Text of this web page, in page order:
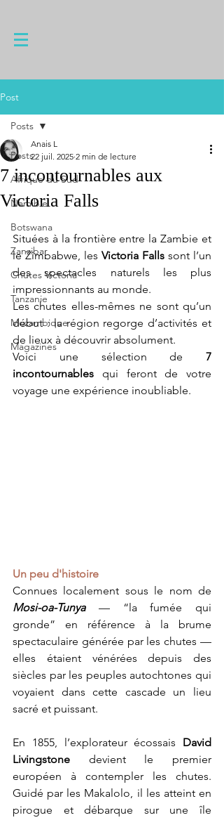
Post
Posts
Afrique du Sud
Namibie
Botswana
Zanzibar
Chutes Victoria
Tanzanie
Mozambique
Magazines
Posts
7 incontournables aux
Victoria Falls
Anais L
22 juil. 2025 2 min de lecture
Situées à la frontière entre la Zambie et
le Zimbabwe, les Victoria Falls sont l’un
des spectacles naturels les plus
impressionnants au monde.
Les chutes elles-mêmes ne sont qu’un
début : la région regorge d’activités et
de lieux à découvrir absolument.
Voici une sélection de 7
incontournables qui feront de votre
voyage une expérience inoubliable.
Un peu d'histoire
Mosi-oa-Tunya — “la fumée qui
gronde” en référence à la brume
spectaculaire générée par les chutes —
elles étaient vénérées depuis des
siècles par les peuples autochtones qui
voyaient dans cette cascade un lieu
sacré et puissant.
En 1855, l’explorateur écossais David
Livingstone devient le premier
européen à contempler les chutes.
Guidé par les Makalolo, il les atteint en
pirogue et débarque sur une île